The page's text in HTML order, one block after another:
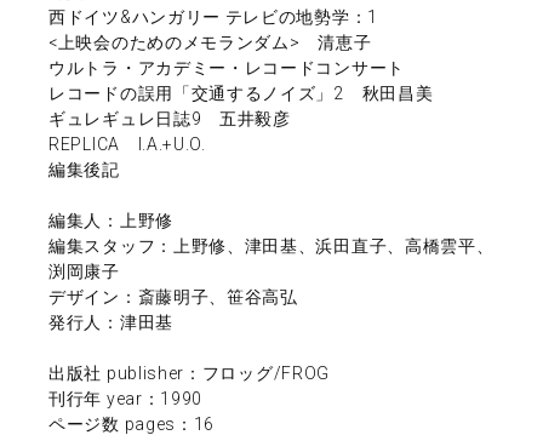
西ドイツ&ハンガリー テレビの地勢学：1
<上映会のためのメモランダム> 清恵子
ウルトラ・アカデミー・レコードコンサート
レコードの誤用「交通するノイズ」2 秋田昌美
ギュレギュレ日誌9 五井毅彦
REPLICA I.A.+U.O.
編集後記
編集人：上野修
編集スタッフ：上野修、津田基、浜田直子、高橋雲平、
渕岡康子
デザイン：斎藤明子、笹谷高弘
発行人：津田基
出版社 publisher：フロッグ/FROG
刊行年 year：1990
ページ数 pages：16